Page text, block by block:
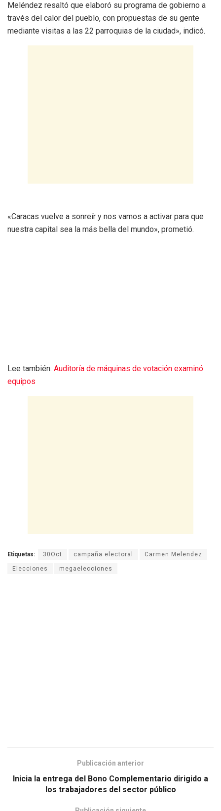
Meléndez resaltó que elaboró su programa de gobierno a
través del calor del pueblo, con propuestas de su gente
mediante visitas a las 22 parroquias de la ciudad», indicó.
«Caracas vuelve a sonreír y nos vamos a activar para que
nuestra capital sea la más bella del mundo», prometió.
Lee también: Auditoría de máquinas de votación examinó
equipos
Etiquetas: 30Oct campaña electoral Carmen Melendez
Elecciones megaelecciones
Publicación anterior
Inicia la entrega del Bono Complementario dirigido a
los trabajadores del sector público